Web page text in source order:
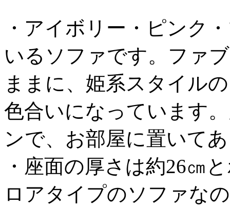
・アイボリー・ピンク
いるソファです。ファ
ままに、姫系スタイル
色合いになっています
ンで、お部屋に置いて
・座面の厚さは約26㎝
ロアタイプのソファな